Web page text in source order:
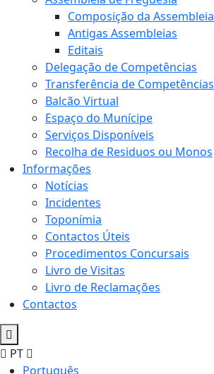
Composição da Assembleia
Antigas Assembleias
Editais
Delegação de Competências
Transferência de Competências
Balcão Virtual
Espaço do Munícipe
Serviços Disponíveis
Recolha de Residuos ou Monos
Informações
Notícias
Incidentes
Toponímia
Contactos Úteis
Procedimentos Concursais
Livro de Visitas
Livro de Reclamações
Contactos
PT
Português